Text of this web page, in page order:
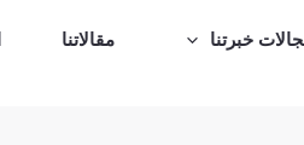
خبرتنا مقالاتنا